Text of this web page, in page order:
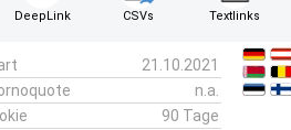
DeepLink CSVs Textlinks
21.10.2021
n.a.
90 Tage